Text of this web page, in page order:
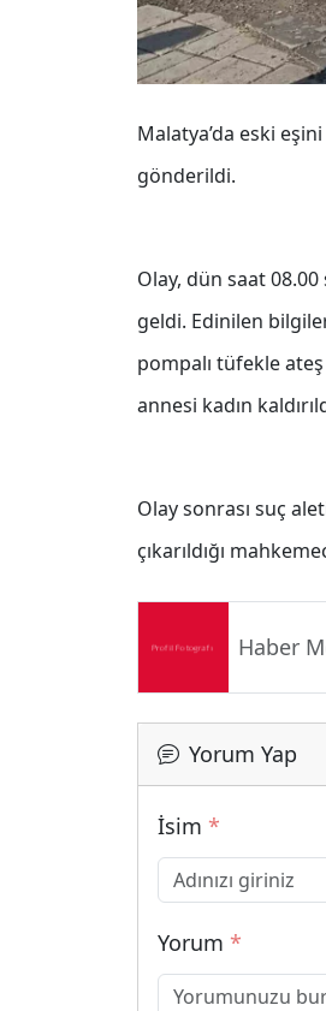
Malatya’da eski
gönderildi.
Olay, dün saat
geldi. Edinilen
pompalı tüfekle
annesi kadın
Olay sonrası suç
çıkarıldığı
Haber
Yorum Yap
İsim *
Yorum *